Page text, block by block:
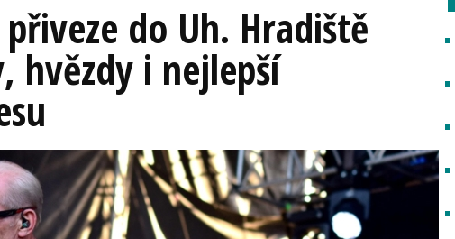
přiveze do Uh. Hradiště
hvězdy i nejlepší